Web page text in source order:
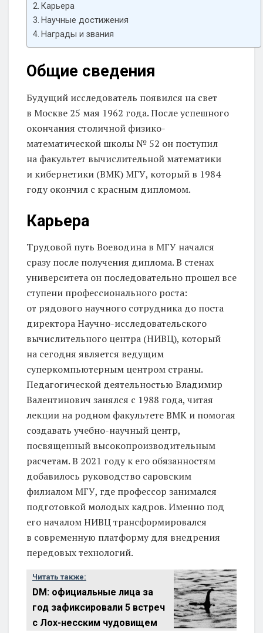
Карьера
Научные достижения
Награды и звания
Общие сведения
Будущий исследователь появился на свет
в Москве 25 мая 1962 года. После успешного
окончания столичной физико-
математической школы № 52 он поступил
на факультет вычислительной математики
и кибернетики (ВМК) МГУ, который в 1984
году окончил с красным дипломом.
Карьера
Трудовой путь Воеводина в МГУ начался
сразу после получения диплома. В стенах
университета он последовательно прошел все
ступени профессионального роста:
от рядового научного сотрудника до поста
директора Научно-исследовательского
вычислительного центра (НИВЦ), который
на сегодня является ведущим
суперкомпьютерным центром страны.
Педагогической деятельностью Владимир
Валентинович занялся с 1988 года, читая
лекции на родном факультете ВМК и помогая
создавать учебно-научный центр,
посвященный высокопроизводительным
расчетам. В 2021 году к его обязанностям
добавилось руководство саровским
филиалом МГУ, где профессор занимался
подготовкой молодых кадров. Именно под
его началом НИВЦ трансформировался
в современную платформу для внедрения
передовых технологий.
Читать также:
DM: официальные лица за
год зафиксировали 5 встреч
с Лох-несским чудовищем